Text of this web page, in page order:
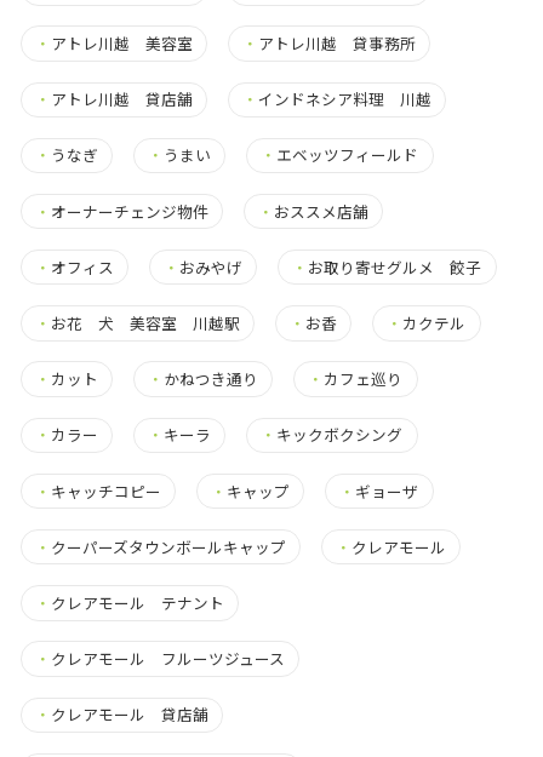
・ アトレ川越 美容室 ・ アトレ川越 貸事務所
・ アトレ川越 貸店舗 ・ インドネシア料理 川越
・ うなぎ ・ うまい ・ エベッツフィールド
・ オーナーチェンジ物件 ・ おススメ店舗
・ オフィス ・ おみやげ ・ お取り寄せグルメ 餃子
・ お花 犬 美容室 川越駅 ・ お香 ・ カクテル
・ カット ・ かねつき通り ・ カフェ巡り
・ カラー ・ キーラ ・ キックボクシング
・ キャッチコピー ・ キャップ ・ ギョーザ
・ クーパーズタウンボールキャップ ・ クレアモール
・ クレアモール テナント
・ クレアモール フルーツジュース
・ クレアモール 貸店舗